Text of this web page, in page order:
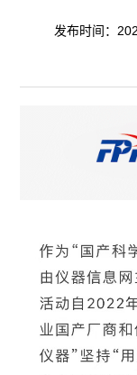
发布时间：